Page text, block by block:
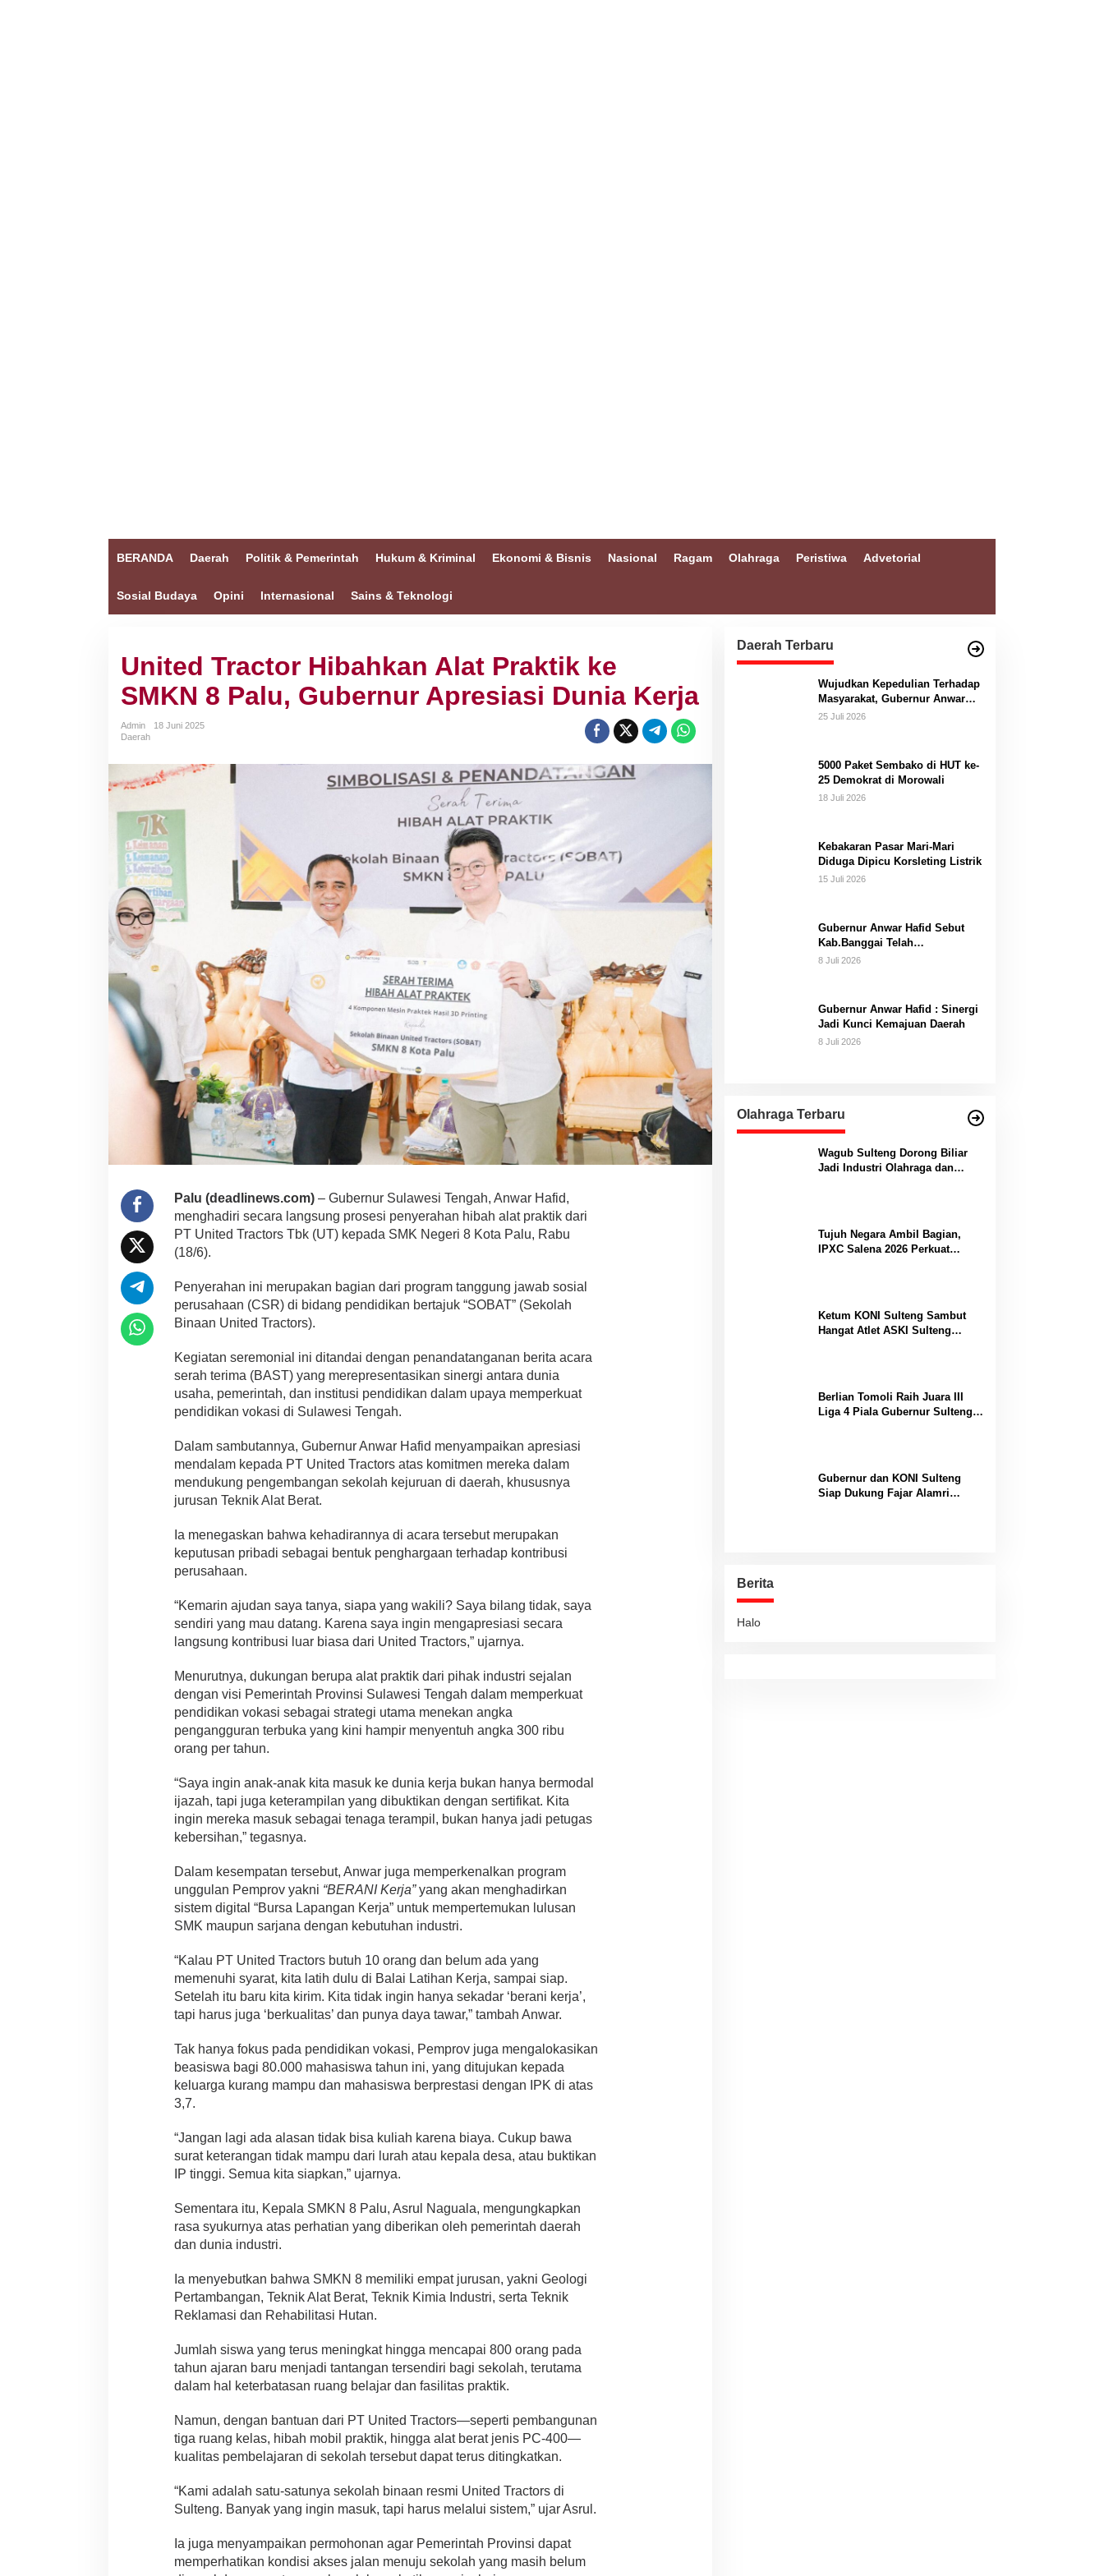
BERANDA Daerah Politik & Pemerintah Hukum & Kriminal Ekonomi & Bisnis Nasional Ragam Olahraga Peristiwa Advetorial
Sosial Budaya Opini Internasional Sains & Teknologi
United Tractor Hibahkan Alat Praktik ke
SMKN 8 Palu, Gubernur Apresiasi Dunia Kerja
Admin
18 Juni 2025
Daerah
Palu (deadlinews.com)– Gubernur Sulawesi Tengah, Anwar Hafid,
menghadiri secara langsung prosesi penyerahan hibah alat praktik dari
PT United Tractors Tbk (UT) kepada SMK Negeri 8 Kota Palu, Rabu
(18/6).
Penyerahan ini merupakan bagian dari program tanggung jawab sosial
perusahaan (CSR) di bidang pendidikan bertajuk “SOBAT” (Sekolah
Binaan United Tractors).
Kegiatan seremonial ini ditandai dengan penandatanganan berita acara
serah terima (BAST) yang merepresentasikan sinergi antara dunia
usaha, pemerintah, dan institusi pendidikan dalam upaya memperkuat
pendidikan vokasi di Sulawesi Tengah.
Dalam sambutannya, Gubernur Anwar Hafid menyampaikan apresiasi
mendalam kepada PT United Tractors atas komitmen mereka dalam
mendukung pengembangan sekolah kejuruan di daerah, khususnya
jurusan Teknik Alat Berat.
Ia menegaskan bahwa kehadirannya di acara tersebut merupakan
keputusan pribadi sebagai bentuk penghargaan terhadap kontribusi
perusahaan.
“Kemarin ajudan saya tanya, siapa yang wakili? Saya bilang tidak, saya
sendiri yang mau datang. Karena saya ingin mengapresiasi secara
langsung kontribusi luar biasa dari United Tractors,” ujarnya.
Menurutnya, dukungan berupa alat praktik dari pihak industri sejalan
dengan visi Pemerintah Provinsi Sulawesi Tengah dalam memperkuat
pendidikan vokasi sebagai strategi utama menekan angka
pengangguran terbuka yang kini hampir menyentuh angka 300 ribu
orang per tahun.
“Saya ingin anak-anak kita masuk ke dunia kerja bukan hanya bermodal
ijazah, tapi juga keterampilan yang dibuktikan dengan sertifikat. Kita
ingin mereka masuk sebagai tenaga terampil, bukan hanya jadi petugas
kebersihan,” tegasnya.
Dalam kesempatan tersebut, Anwar juga memperkenalkan program
unggulan Pemprov yakni “BERANI Kerja”yang akan menghadirkan
sistem digital “Bursa Lapangan Kerja” untuk mempertemukan lulusan
SMK maupun sarjana dengan kebutuhan industri.
“Kalau PT United Tractors butuh 10 orang dan belum ada yang
memenuhi syarat, kita latih dulu di Balai Latihan Kerja, sampai siap.
Setelah itu baru kita kirim. Kita tidak ingin hanya sekadar ‘berani kerja’,
tapi harus juga ‘berkualitas’ dan punya daya tawar,” tambah Anwar.
Tak hanya fokus pada pendidikan vokasi, Pemprov juga mengalokasikan
beasiswa bagi 80.000 mahasiswa tahun ini, yang ditujukan kepada
keluarga kurang mampu dan mahasiswa berprestasi dengan IPK di atas
3,7.
“Jangan lagi ada alasan tidak bisa kuliah karena biaya. Cukup bawa
surat keterangan tidak mampu dari lurah atau kepala desa, atau buktikan
IP tinggi. Semua kita siapkan,” ujarnya.
Sementara itu, Kepala SMKN 8 Palu, Asrul Naguala, mengungkapkan
rasa syukurnya atas perhatian yang diberikan oleh pemerintah daerah
dan dunia industri.
Ia menyebutkan bahwa SMKN 8 memiliki empat jurusan, yakni Geologi
Pertambangan, Teknik Alat Berat, Teknik Kimia Industri, serta Teknik
Reklamasi dan Rehabilitasi Hutan.
Jumlah siswa yang terus meningkat hingga mencapai 800 orang pada
tahun ajaran baru menjadi tantangan tersendiri bagi sekolah, terutama
dalam hal keterbatasan ruang belajar dan fasilitas praktik.
Namun, dengan bantuan dari PT United Tractors—seperti pembangunan
tiga ruang kelas, hibah mobil praktik, hingga alat berat jenis PC-400—
kualitas pembelajaran di sekolah tersebut dapat terus ditingkatkan.
“Kami adalah satu-satunya sekolah binaan resmi United Tractors di
Sulteng. Banyak yang ingin masuk, tapi harus melalui sistem,” ujar Asrul.
Ia juga menyampaikan permohonan agar Pemerintah Provinsi dapat
memperhatikan kondisi akses jalan menuju sekolah yang masih belum
Daerah Terbaru
Wujudkan Kepedulian Terhadap
Masyarakat, Gubernur Anwar
Hafid Bangun Jembatan
25 Juli 2026
5000 Paket Sembako di HUT ke-
25 Demokrat di Morowali
18 Juli 2026
Kebakaran Pasar Mari-Mari
Diduga Dipicu Korsleting Listrik
15 Juli 2026
Gubernur Anwar Hafid Sebut
Kab.Banggai Telah
“Melahirkan” Generasi…
8 Juli 2026
Gubernur Anwar Hafid : Sinergi
Jadi Kunci Kemajuan Daerah
8 Juli 2026
Olahraga Terbaru
Wagub Sulteng Dorong Biliar
Jadi Industri Olahraga dan
Tujuh Negara Ambil Bagian,
IPXC Salena 2026 Perkuat
Ketum KONI Sulteng Sambut
Hangat Atlet ASKI Sulteng
Berlian Tomoli Raih Juara III
Liga 4 Piala Gubernur Sulteng
Gubernur dan KONI Sulteng
Siap Dukung Fajar Alamri
Berita
Halo